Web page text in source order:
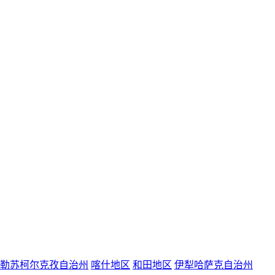
苏柯尔克孜自治州 喀什地区 和田地区 伊犁哈萨克自治州